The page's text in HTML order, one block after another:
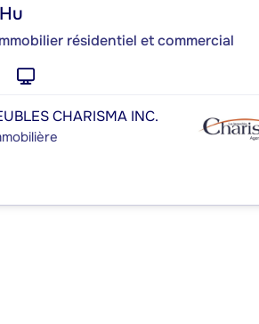
résidentiel et commercial
CHARISMA INC.